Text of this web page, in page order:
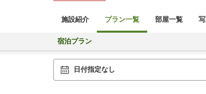
施設紹介 プラン一覧 部屋一覧
宿泊プラン
日付指定なし